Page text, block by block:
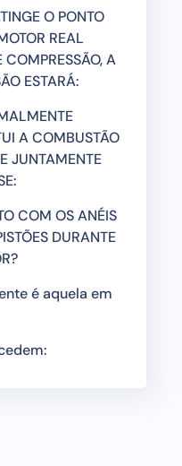
O PONTO
REAL
COMPRESSÃO, A
ESTARÁ:
A COMBUSTÃO
JUNTAMENTE
COM OS ANÉIS
DURANTE
é aquela em